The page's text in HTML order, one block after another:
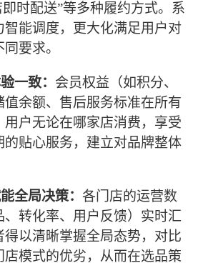
时配送”等多种履约方式。系
智能调度，更大化满足用户对
要求。
一致： 会员权益（如积分、
余额、售后服务标准在所有
用户无论在哪家店消费，享受
的贴心服务，建立对品牌整体
全局决策：各门店的运营数
转化率、用户反馈）实时汇
以清晰掌握全局态势，对比
店模式的优劣，从而在选品策